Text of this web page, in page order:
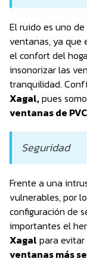
El ruido es uno
ventanas, ya que
el confort del
insonorizar las
tranquilidad.
Xagal,pues
ventanas de
Seguridad
Frente a una
vulnerables, por
configuración de
importantes el
Xagal para
ventanas más